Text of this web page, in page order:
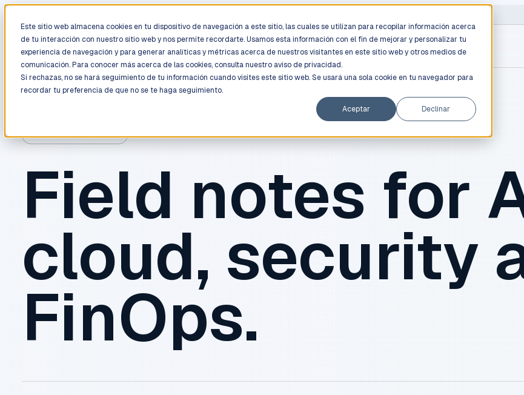
Este sitio web almacena cookies en tu dispositivo de navegación a este sitio, las cuales se utilizan para recopilar información acerca
de tu interacción con nuestro sitio web y nos permite recordarte. Usamos esta información con el fin de mejorar y personalizar tu
experiencia de navegación y para generar analíticas y métricas acerca de nuestros visitantes en este sitio web y otros medios de
comunicación. Para conocer más acerca de las cookies, consulta nuestro aviso de privacidad.
Si rechazas, no se hará seguimiento de tu información cuando visites este sitio web. Se usará una sola cookie en tu navegador para
recordar tu preferencia de que no se te haga seguimiento.
Aceptar
Declinar
Process Services
BLOG / FIELD NOTES
Field notes for
cloud, security
FinOps.